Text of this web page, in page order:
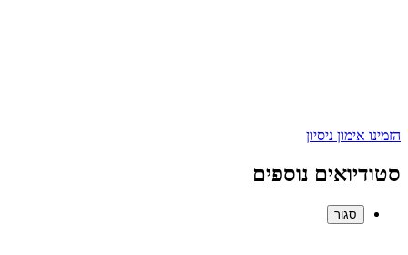
הזמינו אימון ניסיון
סטודיואים נוספים
סגור